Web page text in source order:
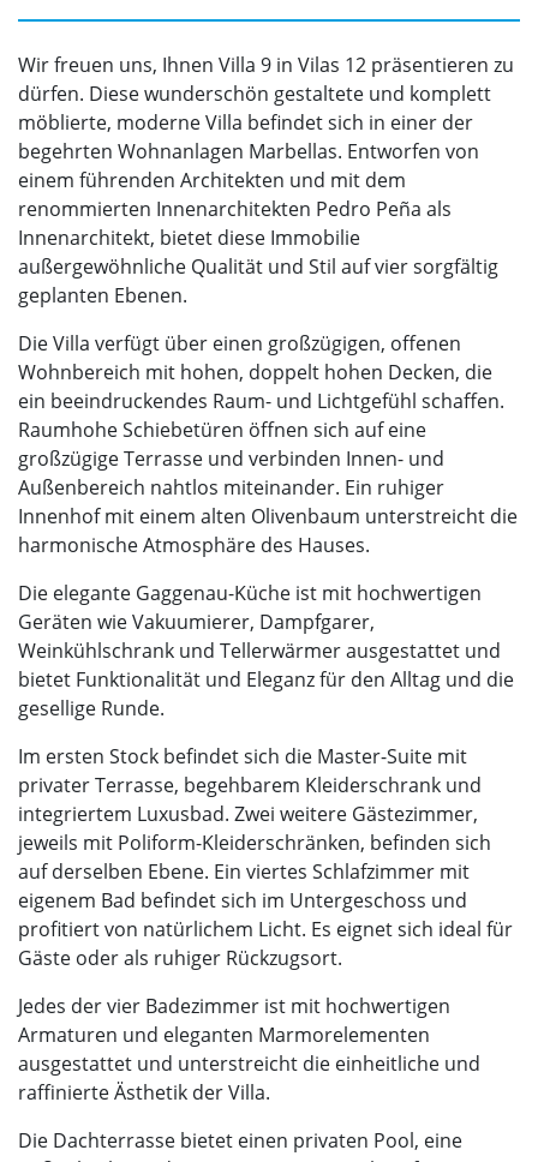
Wir freuen uns, Ihnen Villa 9 in Vilas 12 präsentieren zu
dürfen. Diese wunderschön gestaltete und komplett
möblierte, moderne Villa befindet sich in einer der
begehrten Wohnanlagen Marbellas. Entworfen von
einem führenden Architekten und mit dem
renommierten Innenarchitekten Pedro Peña als
Innenarchitekt, bietet diese Immobilie
außergewöhnliche Qualität und Stil auf vier sorgfältig
geplanten Ebenen.
Die Villa verfügt über einen großzügigen, offenen
Wohnbereich mit hohen, doppelt hohen Decken, die
ein beeindruckendes Raum- und Lichtgefühl schaffen.
Raumhohe Schiebetüren öffnen sich auf eine
großzügige Terrasse und verbinden Innen- und
Außenbereich nahtlos miteinander. Ein ruhiger
Innenhof mit einem alten Olivenbaum unterstreicht die
harmonische Atmosphäre des Hauses.
Die elegante Gaggenau-Küche ist mit hochwertigen
Geräten wie Vakuumierer, Dampfgarer,
Weinkühlschrank und Tellerwärmer ausgestattet und
bietet Funktionalität und Eleganz für den Alltag und die
gesellige Runde.
Im ersten Stock befindet sich die Master-Suite mit
privater Terrasse, begehbarem Kleiderschrank und
integriertem Luxusbad. Zwei weitere Gästezimmer,
jeweils mit Poliform-Kleiderschränken, befinden sich
auf derselben Ebene. Ein viertes Schlafzimmer mit
eigenem Bad befindet sich im Untergeschoss und
profitiert von natürlichem Licht. Es eignet sich ideal für
Gäste oder als ruhiger Rückzugsort.
Jedes der vier Badezimmer ist mit hochwertigen
Armaturen und eleganten Marmorelementen
ausgestattet und unterstreicht die einheitliche und
raffinierte Ästhetik der Villa.
Die Dachterrasse bietet einen privaten Pool, eine